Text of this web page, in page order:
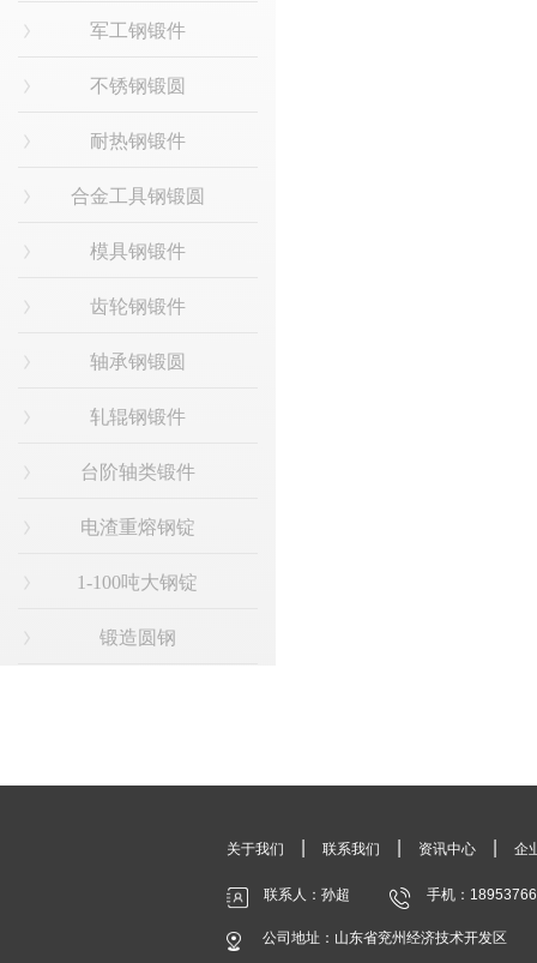
军工钢锻件
不锈钢锻圆
耐热钢锻件
合金工具钢锻圆
模具钢锻件
齿轮钢锻件
轴承钢锻圆
轧辊钢锻件
台阶轴类锻件
电渣重熔钢锭
1-100吨大钢锭
锻造圆钢
关于我们 联系我们 资讯中心 企
联系人：孙超 手机：
公司地址：山东省兖州经济技术开发区